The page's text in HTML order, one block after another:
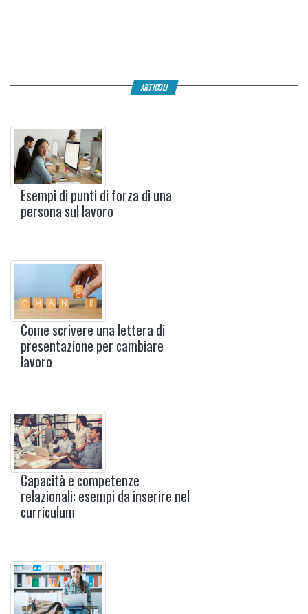
ARTICOLI
Esempi di punti di forza di una
persona sul lavoro
Come scrivere una lettera di
presentazione per cambiare
lavoro
Capacità e competenze
relazionali: esempi da inserire nel
curriculum